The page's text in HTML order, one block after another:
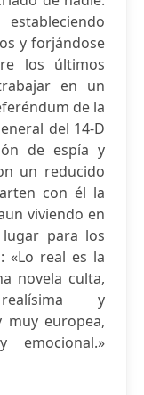
y forjándose
los últimos
en un
de la
del 14-D
de espía y
un reducido
con él la
viviendo en
para los
«Lo real es la
novela culta,
y
muy europea,
emocional.»